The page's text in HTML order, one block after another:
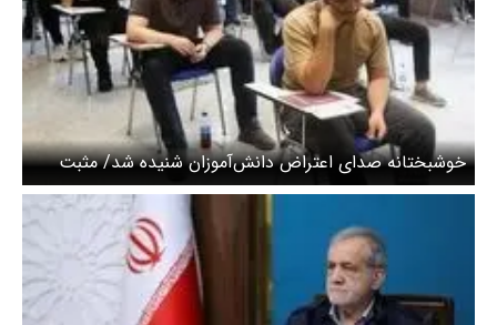
خوشبختانه صدای اعتراض دانش‌آموزان شنیده شد/ مثبت
شدن تاثیر معدل در شرایط جنگی عاقلانه بود